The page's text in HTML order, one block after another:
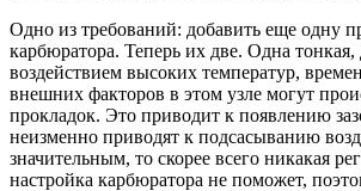
Одно из требований: добавить еще одну
карбюратора. Теперь их две. Одна тонкая,
воздействием высоких температур,
внешних факторов в этом узле могут
прокладок. Это приводит к появлению
неизменно приводят к подсасыванию
значительным, то скорее всего никакая
настройка карбюратора не поможет,